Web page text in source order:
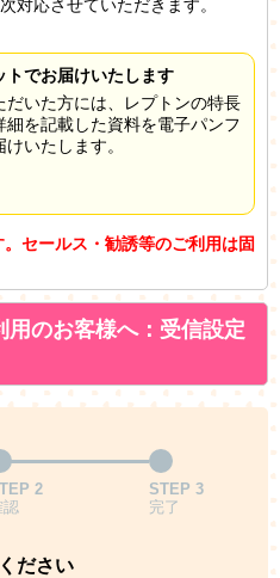
対応させていただきます。
トでお届けいたします
だいた方には、レプトンの特長
細を記載した資料を電子パンフ
いたします。
セールス・勧誘等のご利用は固
用のお客様へ：受信設定
2
認
STEP 3
完了
ださい